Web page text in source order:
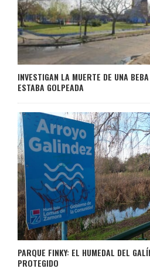
INVESTIGAN LA MUERTE DE UNA
ESTABA GOLPEADA
PARQUE FINKY: EL HUMEDAL DEL
PROTEGIDO